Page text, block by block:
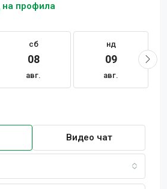
на профила
сб
08
авг.
нд
09
авг.
Видео чат